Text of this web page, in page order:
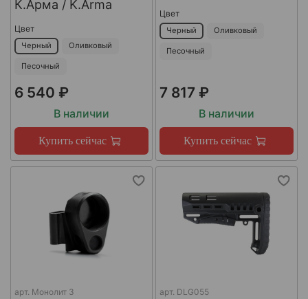
К.Арма / K.Arma
Цвет
Черный Оливковый
Песочный
6 540 ₽
В наличии
Купить сейчас
Цвет
Черный Оливковый
Песочный
7 817 ₽
В наличии
Купить сейчас
арт. Монолит 3 арт. DLG055